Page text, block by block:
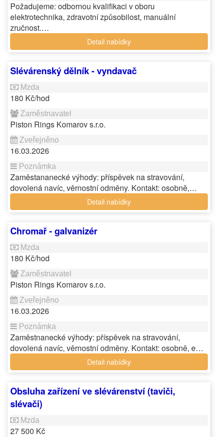
Požadujeme: odbornou kvalifikaci v oboru
elektrotechnika, zdravotní způsobilost, manuální
zručnost.…
Detail nabídky
Slévárenský dělník - vyndavač
180 Kč/hod
Piston Rings Komarov s.r.o.
16.03.2026
Zaměstananecké výhody: příspěvek na stravování,
dovolená navíc, věrnostní odměny. Kontakt: osobně,…
Detail nabídky
Chromař - galvanizér
180 Kč/hod
Piston Rings Komarov s.r.o.
16.03.2026
Zaměstnanecké výhody: příspěvek na stravování,
dovolená navíc, věrnostní odměny. Kontakt: osobně, e…
Detail nabídky
Obsluha zařízení ve slévárenství (taviči,
slévači)
27 500 Kč